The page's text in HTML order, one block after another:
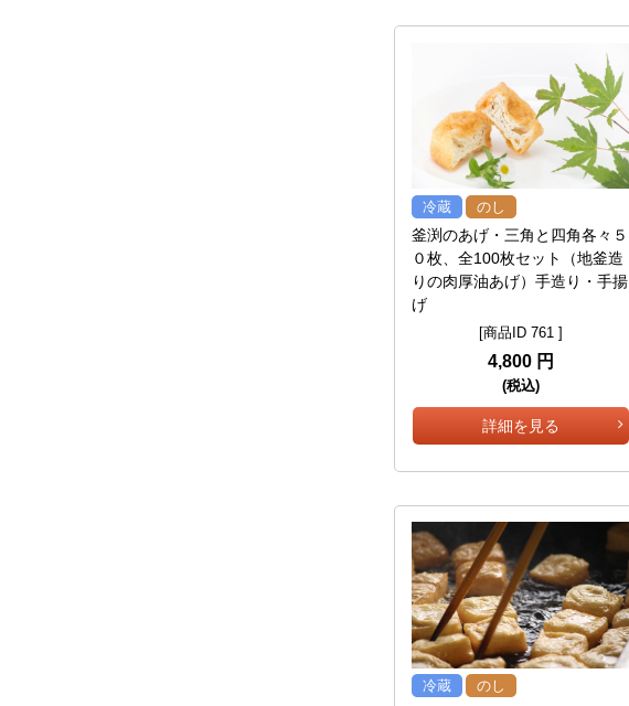
冷蔵 のし
釜渕のあげ・三角と四角各々５
０枚、全100枚セット（地釜造
りの肉厚油あげ）手造り・手揚
げ
[商品ID 761 ]
4,800 円
(税込)
詳細を見る
冷蔵 のし